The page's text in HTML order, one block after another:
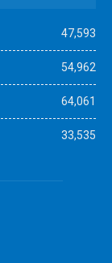
47,593
54,962
64,061
33,535